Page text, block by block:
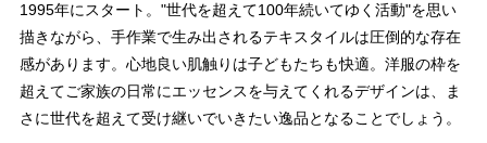
1995年にスタート。"世代を超えて100年続いてゆく活動"を思い
描きながら、手作業で生み出されるテキスタイルは圧倒的な存在
感があります。心地良い肌触りは子どもたちも快適。洋服の枠を
超えてご家族の日常にエッセンスを与えてくれるデザインは、ま
さに世代を超えて受け継いでいきたい逸品となることでしょう。